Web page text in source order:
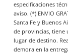
especificaciones
aviso. (*) ENVIO
Santa Fe y Buenos
de provincias, tiene
lugar de destino.
demora en la